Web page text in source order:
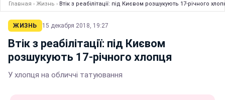
Главная › Жизнь › Втік з реабілітації: під Києвом розшукують 17-річного
ЖИЗНЬ 15 декабря 2018, 19:27
Втік з реабілітації: під Києвом
розшукують 17-річного хлопця
У хлопця на обличчі татуювання